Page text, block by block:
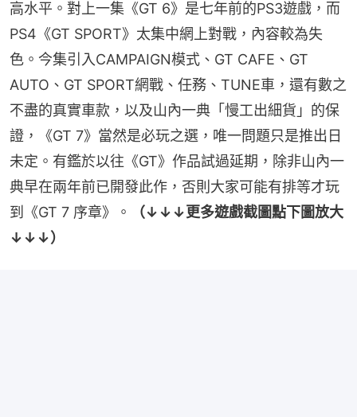
高水平。對上一集《GT 6》是七年前的PS3遊戲，而
PS4《GT SPORT》太集中網上對戰，內容較為失
色。今集引入CAMPAIGN模式、GT CAFE、GT
AUTO、GT SPORT網戰、任務、TUNE車，還有數之
不盡的真實車款，以及山內一典「慢工出細貨」的保
證，《GT 7》當然是必玩之選，唯一問題只是推出日
未定。有鑑於以往《GT》作品試過延期，除非山內一
典早在兩年前已開發此作，否則大家可能有排等才玩
到《GT 7 序章》。
（↓↓↓更多遊戲截圖點下圖放大
↓↓↓）